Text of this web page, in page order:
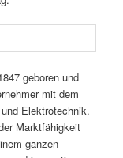
geboren und
mit dem
Elektrotechnik.
Marktfähigkeit
ganzen